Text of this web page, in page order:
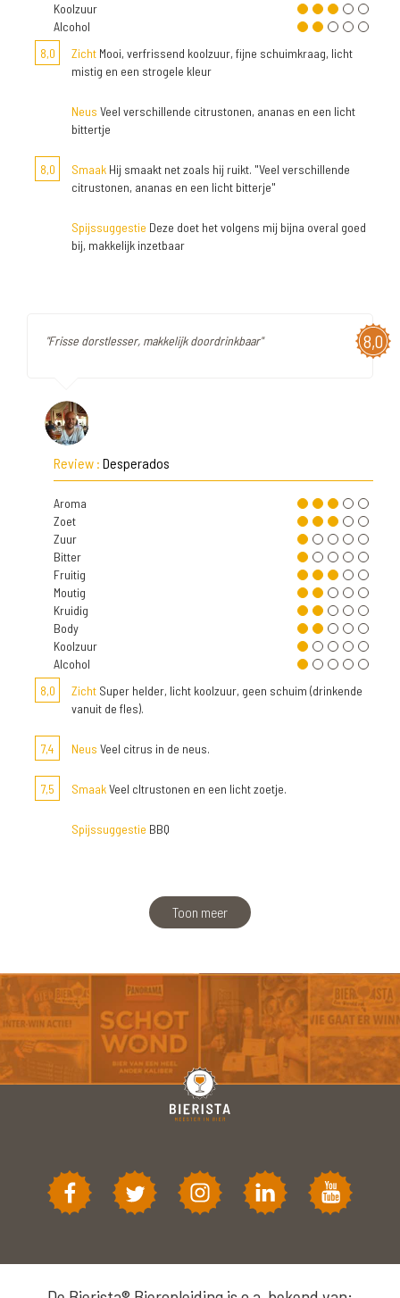
Koolzuur
Alcohol
8,0
Zicht Mooi, verfrissend koolzuur, fijne schuimkraag, licht
mistig en een strogele kleur
Neus Veel verschillende citrustonen, ananas en een licht
bittertje
8,0 Smaak Hij smaakt net zoals hij ruikt. "Veel verschillende
citrustonen, ananas en een licht bitterje"
Spijssuggestie Deze doet het volgens mij bijna overal goed
bij, makkelijk inzetbaar
8,0
"Frisse dorstlesser, makkelijk doordrinkbaar"
Review : Desperados
Aroma
Zoet
Zuur
Bitter
Fruitig
Moutig
Kruidig
Body
Koolzuur
Alcohol
8,0
Zicht Super helder, licht koolzuur, geen schuim (drinkende
vanuit de fles).
7,4 Neus Veel citrus in de neus.
7,5 SmaakVeel cItrustonen en een licht zoetje.
Spijssuggestie BBQ
Toon meer